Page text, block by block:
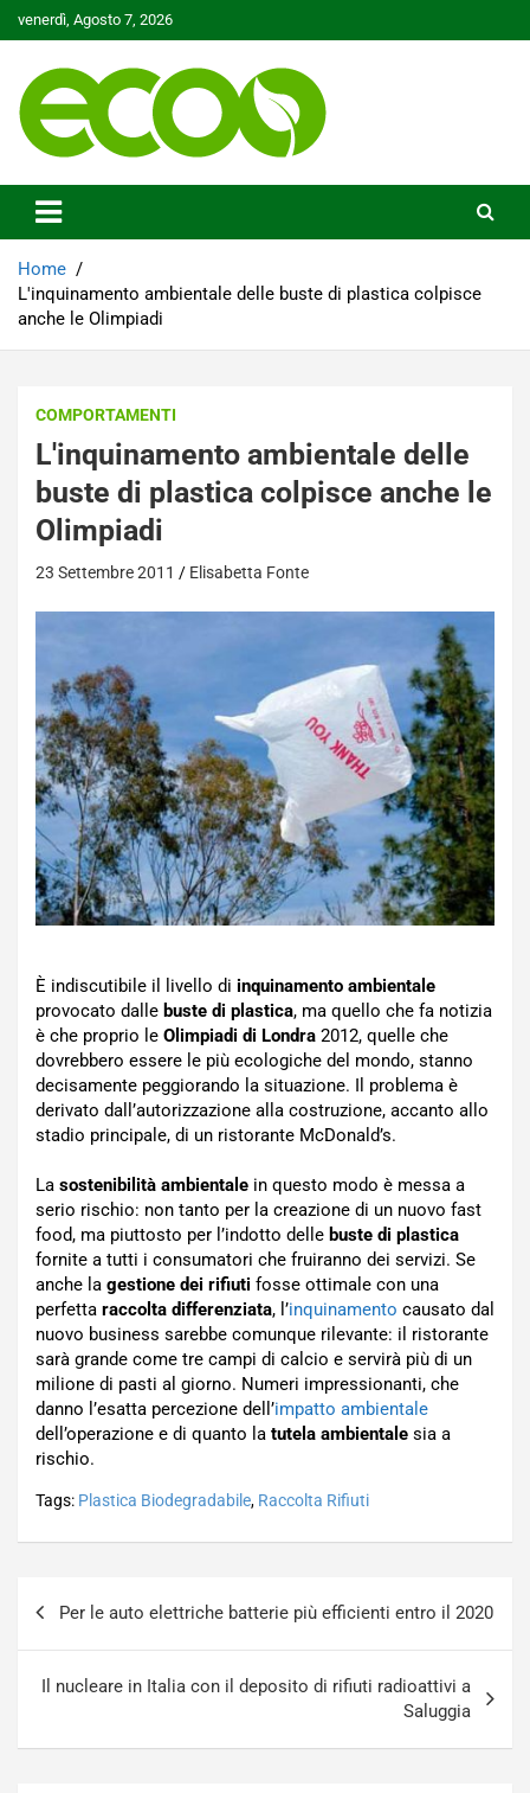
to
venerdì, Agosto 7, 2026
Ecoo.it
Home
L'inquinamento ambientale delle buste di plastica colpisce
anche le Olimpiadi
COMPORTAMENTI
L'inquinamento ambientale delle
buste di plastica colpisce anche le
Olimpiadi
23 Settembre 2011 Elisabetta Fonte
È indiscutibile il livello di inquinamento ambientale
provocato dalle buste di plastica, ma quello che fa notizia
è che proprio le Olimpiadi di Londra 2012, quelle che
dovrebbero essere le più ecologiche del mondo, stanno
decisamente peggiorando la situazione. Il problema è
derivato dall’autorizzazione alla costruzione, accanto allo
stadio principale, di un ristorante McDonald’s.
La sostenibilità ambientale in questo modo è messa a
serio rischio: non tanto per la creazione di un nuovo fast
food, ma piuttosto per l’indotto delle buste di plastica
fornite a tutti i consumatori che fruiranno dei servizi. Se
anche la gestione dei rifiuti fosse ottimale con una
perfetta raccolta differenziata, l’inquinamento causato dal
nuovo business sarebbe comunque rilevante: il ristorante
sarà grande come tre campi di calcio e servirà più di un
milione di pasti al giorno. Numeri impressionanti, che
danno l’esatta percezione dell’impatto ambientale
dell’operazione e di quanto la tutela ambientale sia a
rischio.
Tags: Plastica Biodegradabile, Raccolta Rifiuti
Per le auto elettriche batterie più efficienti entro il 2020
Il nucleare in Italia con il deposito di rifiuti radioattivi a
Saluggia